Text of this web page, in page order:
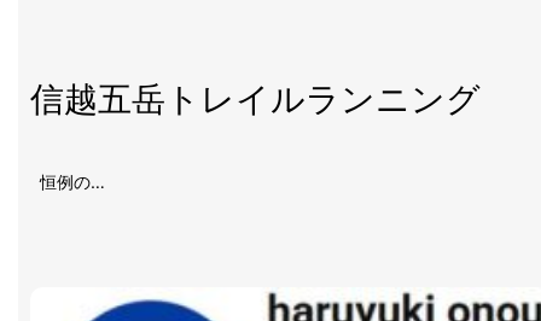
信越五岳トレイルランニング
恒例の…